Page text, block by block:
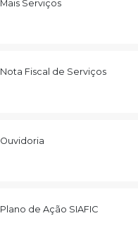
Mais Serviços
Nota Fiscal de Serviços
Ouvidoria
Plano de Ação SIAFIC